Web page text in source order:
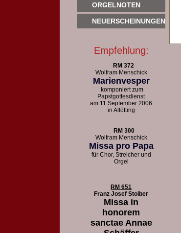
ORGELNOTEN
NEUERSCHEINUNGEN
Empfehlung:
RM 372
Wolfram Menschick
Marienvesper
komponiert zum
Papstgottesdienst
am 11.September 2006
in Altötting
RM 300
Wolfram Menschick
Missa pro Papa
für Chor, Streicher und
Orgel
RM 651
Franz Josef Stoiber
Missa in
honorem
sanctae Annae